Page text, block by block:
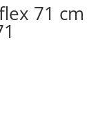
71 cm